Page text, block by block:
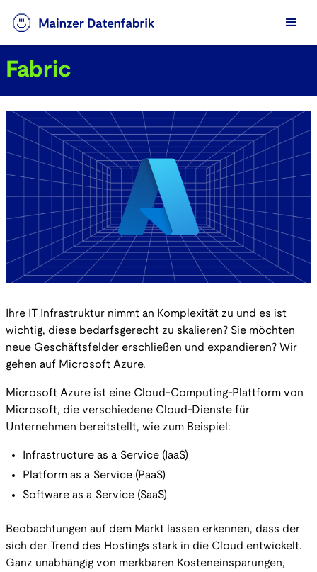
Fabric
Ihre IT Infrastruktur nimmt an Komplexität zu und es ist
wichtig, diese bedarfsgerecht zu skalieren? Sie möchten
neue Geschäftsfelder erschließen und expandieren? Wir
gehen auf Microsoft Azure.
Microsoft Azure ist eine Cloud-Computing-Plattform von
Microsoft, die verschiedene Cloud-Dienste für
Unternehmen bereitstellt, wie zum Beispiel:
Infrastructure as a Service (IaaS)
Platform as a Service (PaaS)
Software as a Service (SaaS)
Beobachtungen auf dem Markt lassen erkennen, dass der
sich der Trend des Hostings stark in die Cloud entwickelt.
Ganz unabhängig von merkbaren Kosteneinsparungen,